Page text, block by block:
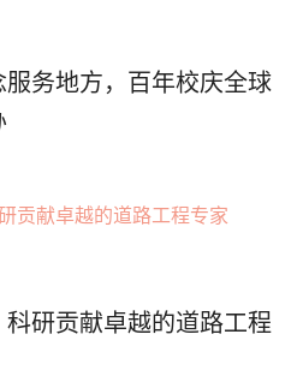
务地方，百年校庆全球
研贡献卓越的道路工程